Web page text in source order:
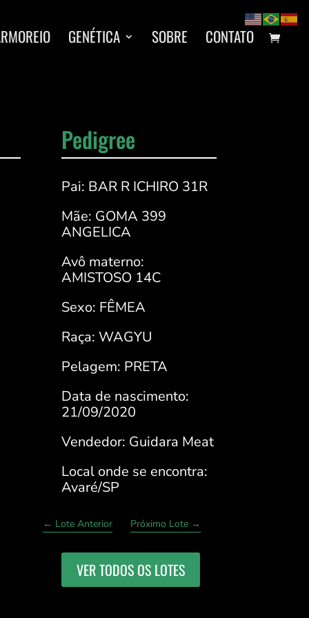
GENÉTICA SOBRE CONTATO
Pedigree
Pai: BAR R ICHIRO 31R
Mãe: GOMA 399
ANGELICA
Avô materno:
AMISTOSO 14C
Sexo: FÊMEA
Raça: WAGYU
Pelagem: PRETA
Data de nascimento:
21/09/2020
Vendedor: Guidara Meat
Local onde se encontra:
Avaré/SP
← Lote Anterior Próximo Lote →
VER TODOS OS LOTES